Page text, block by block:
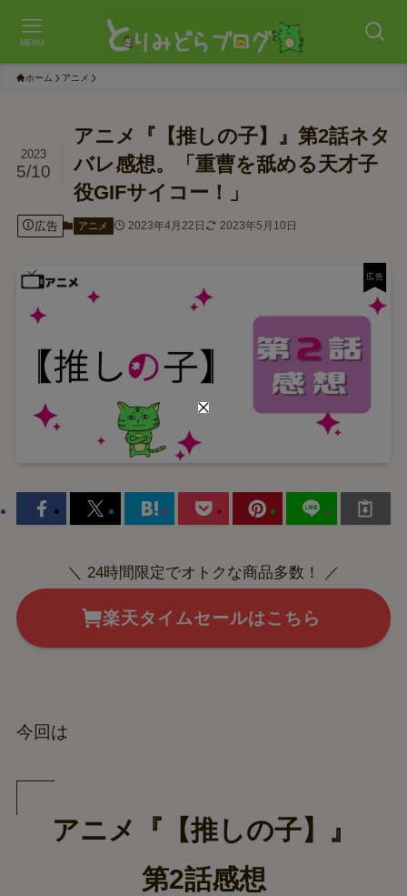
MENU
ホーム アニメ
アニメ『【推しの子】』第2話ネタ
バレ感想。「重曹を舐める天才子
役GIFサイコー！」
2023
5/10
広告 アニメ 2023年4月22日 2023年5月10日
＼ 24時間限定でオトクな商品多数！ ／
楽天タイムセールはこちら
今回は
アニメ『【推しの子】』
第2話感想